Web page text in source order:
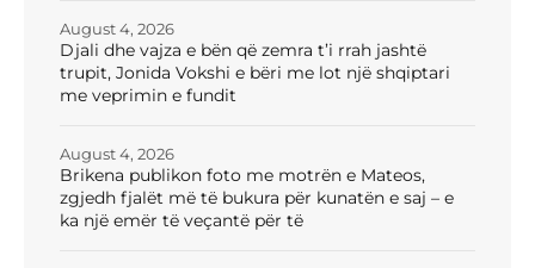
Djali dhe vajza e bën që zemra t’i rrah jashtë
trupit, Jonida Vokshi e bëri me lot një shqiptari
me veprimin e fundit
August 4, 2026
Brikena publikon foto me motrën e Mateos,
zgjedh fjalët më të bukura për kunatën e saj – e
ka një emër të veçantë për të
August 4, 2026